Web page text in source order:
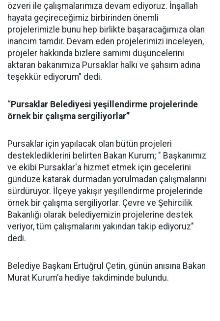
özveri ile çalışmalarımıza devam ediyoruz. İnşallah
hayata geçireceğimiz birbirinden önemli
projelerimizle bunu hep birlikte başaracağımıza olan
inancım tamdır. Devam eden projelerimizi inceleyen,
projeler hakkında bizlere samimi düşüncelerini
aktaran bakanımıza Pursaklar halkı ve şahsım adına
teşekkür ediyorum" dedi.
‘‘Pursaklar Belediyesi yeşillendirme projelerinde
örnek bir çalışma sergiliyorlar’’
Pursaklar için yapılacak olan bütün projeleri
desteklediklerini belirten Bakan Kurum; " Başkanımız
ve ekibi Pursaklar'a hizmet etmek için gecelerini
gündüze katarak durmadan yorulmadan çalışmalarını
sürdürüyor. İlçeye yakışır yeşillendirme projelerinde
örnek bir çalışma sergiliyorlar. Çevre ve Şehircilik
Bakanlığı olarak belediyemizin projelerine destek
veriyor, tüm çalışmalarını yakından takip ediyoruz"
dedi.
Belediye Başkanı Ertuğrul Çetin, günün anısına Bakan
Murat Kurum’a hediye takdiminde bulundu.